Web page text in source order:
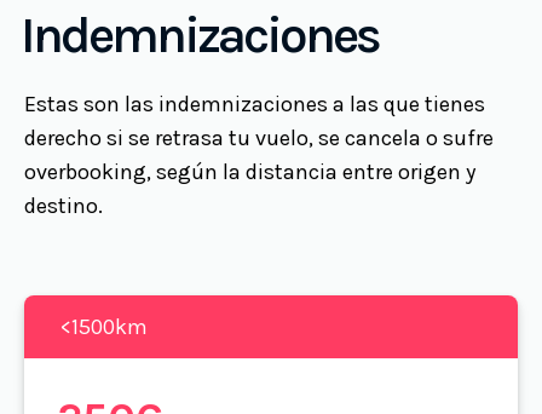
Indemnizaciones
Estas son las indemnizaciones a las que tienes
derecho si se retrasa tu vuelo, se cancela o sufre
overbooking, según la distancia entre origen y
destino.
<1500km